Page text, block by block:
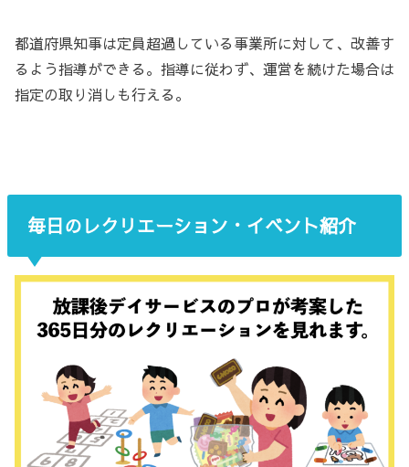
都道府県知事は定員超過している事業所に対して、改善す
るよう指導ができる。指導に従わず、運営を続けた場合は
指定の取り消しも行える。
毎日のレクリエーション・イベント紹介